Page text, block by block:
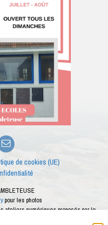
E-
mail
de cookies (UE)
pour les photos
ateliers numériques proposés par le